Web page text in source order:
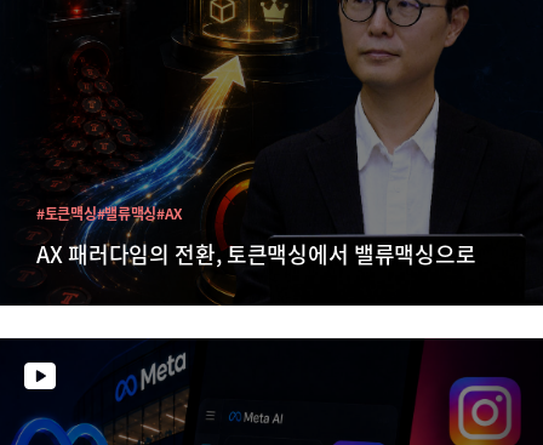
AX 패러다임의 전환, 토큰맥싱에서 밸류맥싱으로
#토큰맥싱#밸류맥싱#AX